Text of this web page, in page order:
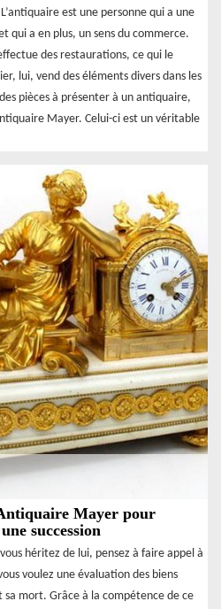
est une personne qui a une
qui a en plus, un sens du commerce.
des restaurations, ce qui le
lui, vend des éléments divers dans les
pièces à présenter à un antiquaire,
Mayer. Celui-ci est un véritable
Mayer pour
succession
héritez de lui, pensez à faire appel à
voulez une évaluation des biens
sa mort. Grâce à la compétence de ce